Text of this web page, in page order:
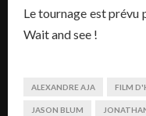
Le tournage est prévu
Waitandsee !
ALEXANDRE AJA FILM
JASON BLUM